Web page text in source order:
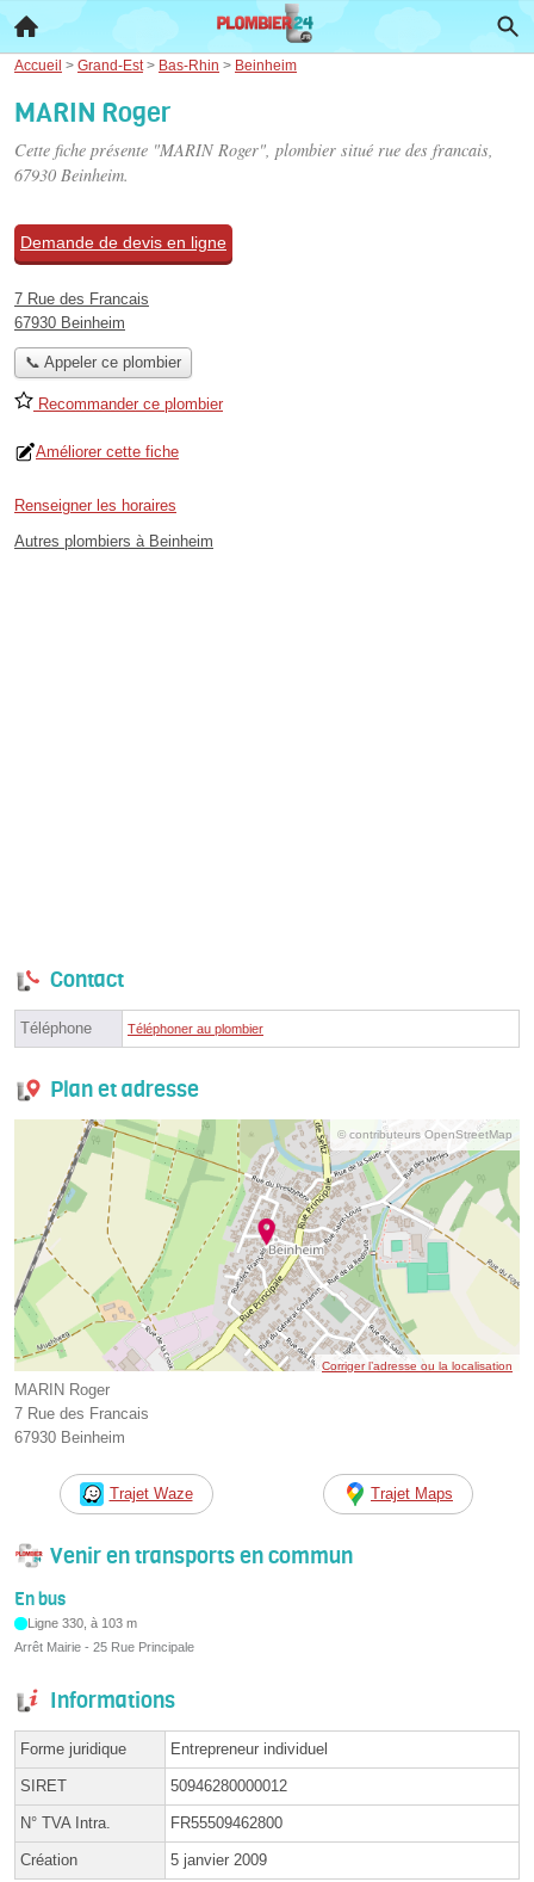
Accueil > Grand-Est > Bas-Rhin > Beinheim
MARIN Roger
Cette fiche présente "MARIN Roger", plombier situé rue des francais,
67930 Beinheim.
Demande de devis en ligne
7 Rue des Francais
67930 Beinheim
📞 Appeler ce plombier
Recommander ce plombier
Améliorer cette fiche
Renseigner les horaires
Autres plombiers à Beinheim
Contact
Téléphone Téléphoner au plombier
Plan et adresse
© contributeurs OpenStreetMap
Corriger l’adresse ou la localisation
MARIN Roger
7 Rue des Francais
67930 Beinheim
Trajet Waze Trajet Maps
Venir en transports en commun
En bus
Ligne 330, à 103 m
Arrêt Mairie - 25 Rue Principale
Informations
Forme juridique Entrepreneur individuel
SIRET 50946280000012
N° TVA Intra. FR55509462800
Création 5 janvier 2009